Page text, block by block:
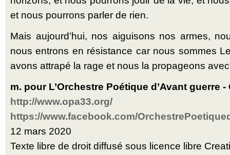
et nous pourrons parler de rien.
Mais aujourd’hui, nos aiguisons nos armes,
nous entrons en résistance car nous sommes
avons attrapé la rage et nous la propageons
m. pour L’Orchestre Poétique d’Avant guerre -
http://www.opa33.org/
https://www.facebook.com/
12 mars 2020
Texte libre de droit diffusé sous licence libre